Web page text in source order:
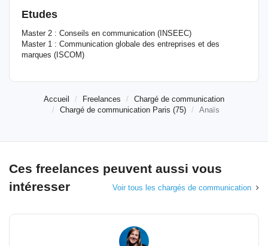
Etudes
Master 2 : Conseils en communication (INSEEC)
Master 1 : Communication globale des entreprises et des
marques (ISCOM)
Accueil Freelances
Chargé de communication
Chargé de communication Paris (75)
Anaïs
Ces freelances peuvent aussi vous
intéresser
Voir tous les chargés de communication